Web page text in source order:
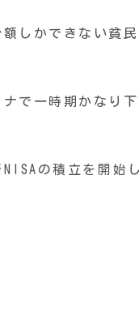
しかできない貧
で一時期かなり
の積立を開始